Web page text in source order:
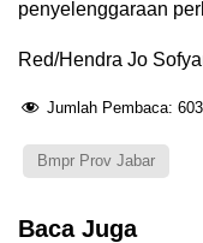
penyelenggaraan
Red/Hendra Jo
Jumlah Pembaca: 603
Bmpr Prov Jabar
Baca Juga